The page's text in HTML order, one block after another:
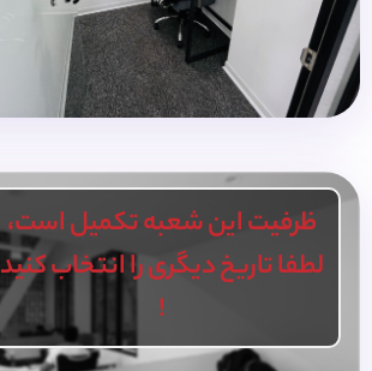
ظرفیت این شعبه تکمیل است،
لطفا تاریخ دیگری را انتخاب کنید
!